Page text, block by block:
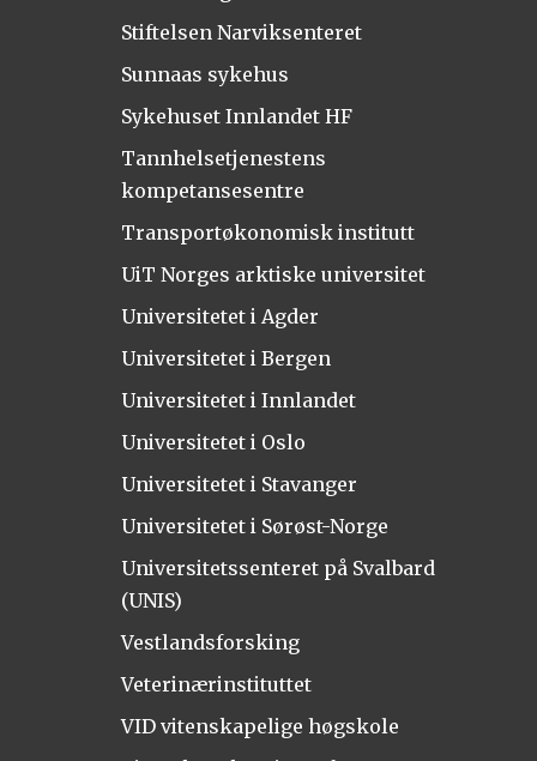
Stiftelsen Narviksenteret
Sunnaas sykehus
Sykehuset Innlandet HF
Tannhelsetjenestens
kompetansesentre
Transportøkonomisk institutt
UiT Norges arktiske universitet
Universitetet i Agder
Universitetet i Bergen
Universitetet i Innlandet
Universitetet i Oslo
Universitetet i Stavanger
Universitetet i Sørøst-Norge
Universitetssenteret på Svalbard
(UNIS)
Vestlandsforsking
Veterinærinstituttet
VID vitenskapelige høgskole